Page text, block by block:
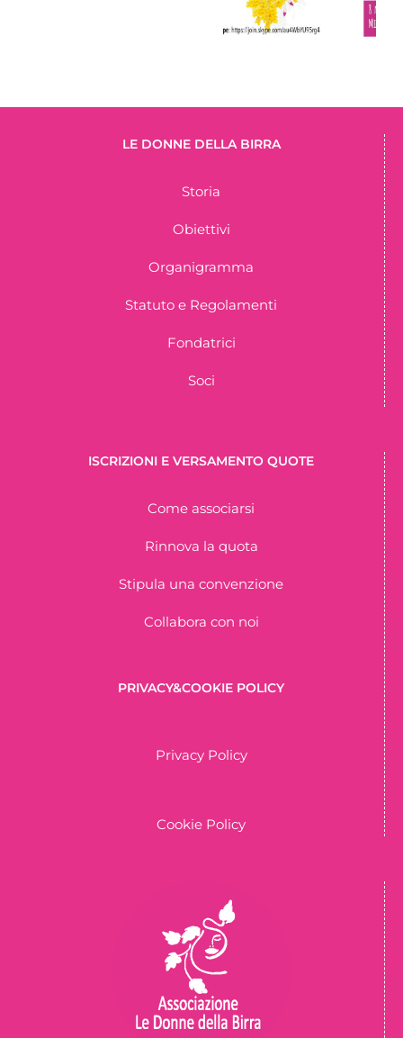
LE DONNE DELLA BIRRA
Storia
Obiettivi
Organigramma
Statuto e Regolamenti
Fondatrici
Soci
ISCRIZIONI E VERSAMENTO QUOTE
Come associarsi
Rinnova la quota
Stipula una convenzione
Collabora con noi
PRIVACY&COOKIE POLICY
Privacy Policy
Cookie Policy